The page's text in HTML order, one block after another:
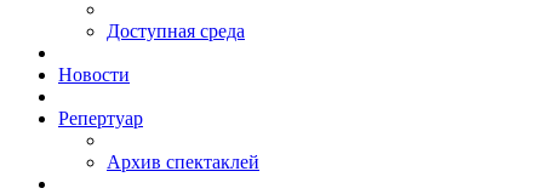
Доступная среда
Новости
Репертуар
Архив спектаклей